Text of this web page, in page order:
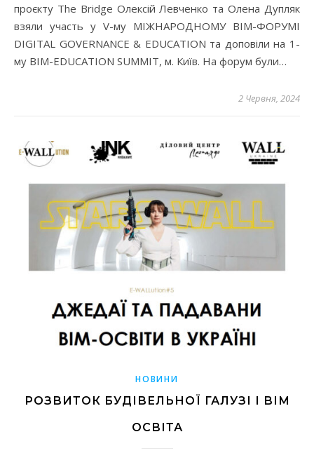
проєкту The Bridge Олексій Левченко та Олена Дупляк
взяли участь у V-му МІЖНАРОДНОМУ BIM-ФОРУМІ
DIGITAL GOVERNANCE & EDUCATION та доповіли на 1-
му BIM-EDUCATION SUMMIT, м. Київ. На форум були…
2 Червня, 2024
НОВИНИ
РОЗВИТОК БУДІВЕЛЬНОЇ ГАЛУЗІ І ВІМ
ОСВІТА